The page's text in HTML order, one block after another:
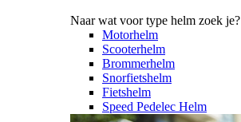
Naar wat voor type helm zoek je?
Motorhelm
Scooterhelm
Brommerhelm
Snorfietshelm
Fietshelm
Speed Pedelec Helm